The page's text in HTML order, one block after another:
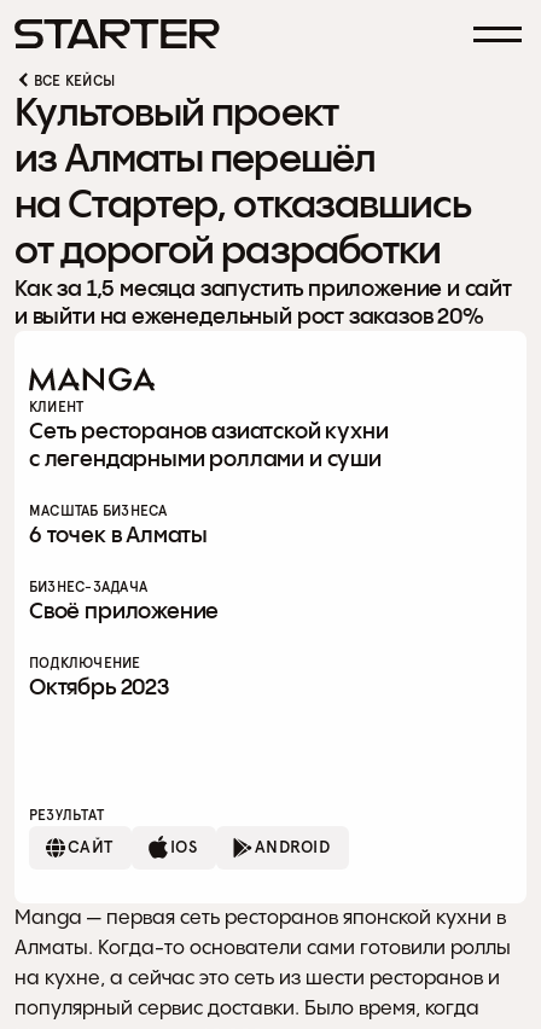
ВСЕ КЕЙСЫ
Культовый проект
из Алматы перешёл
на Стартер, отказавшись
от дорогой разработки
Как за 1,5 месяца запустить приложение и сайт
и выйти на еженедельный рост заказов 20%
КЛИЕНТ
Сеть ресторанов азиатской кухни
с легендарными роллами и суши
ПОДКЛЮЧЕНИЕ
Октябрь 2023
МАСШТАБ БИЗНЕСА
6 точек в Алматы
БИЗНЕС-ЗАДАЧА
Своё приложение
РЕЗУЛЬТАТ
САЙТ IOS ANDROID
Manga — первая сеть ресторанов японской кухни в
Алматы. Когда-то основатели сами готовили роллы
на кухне, а сейчас это сеть из шести ресторанов и
популярный сервис доставки. Было время, когда